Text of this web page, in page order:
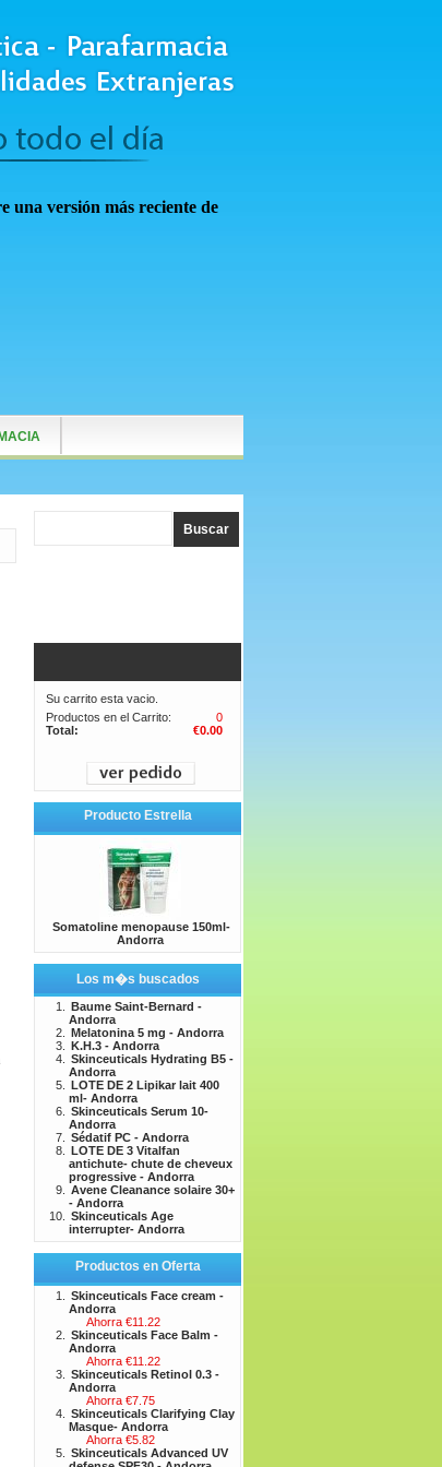
una versión más reciente de
Su carrito esta vacio.
0
Productos en el Carrito:
€0.00
Total:
Producto Estrella
Somatoline menopause 150ml-
Andorra
Los m�s buscados
Baume Saint-Bernard -
Andorra
Melatonina 5 mg - Andorra
K.H.3 - Andorra
Skinceuticals Hydrating B5 -
Andorra
LOTE DE 2 Lipikar lait 400
ml- Andorra
Skinceuticals Serum 10-
Andorra
Sédatif PC - Andorra
LOTE DE 3 Vitalfan
antichute- chute de cheveux
progressive - Andorra
Avene Cleanance solaire 30+
- Andorra
Skinceuticals Age
interrupter- Andorra
Productos en Oferta
Skinceuticals Face cream -
Andorra
Ahorra €11.22
Skinceuticals Face Balm -
Andorra
Ahorra €11.22
Skinceuticals Retinol 0.3 -
Andorra
Ahorra €7.75
Skinceuticals Clarifying Clay
Masque- Andorra
Ahorra €5.82
Skinceuticals Advanced UV